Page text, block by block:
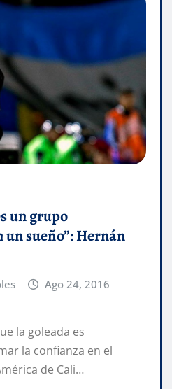
un grupo
sueño”: Hernán
Ago 24, 2016
la goleada es
la confianza en el
de Cali…